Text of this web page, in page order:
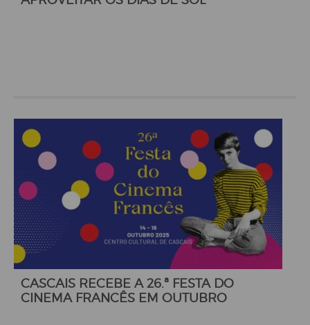
CASCAIS RECEBE A 26.ª FESTA DO
CINEMA FRANCÊS EM OUTUBRO